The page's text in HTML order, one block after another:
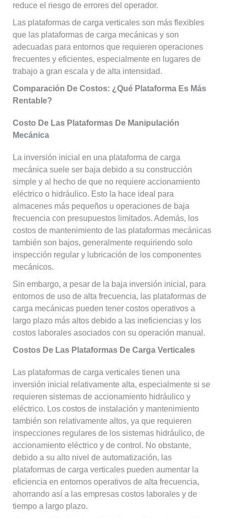
reduce el riesgo de errores del operador.
Las plataformas de carga verticales son más flexibles
que las plataformas de carga mecánicas y son
adecuadas para entornos que requieren operaciones
frecuentes y eficientes, especialmente en lugares de
trabajo a gran escala y de alta intensidad.
Comparación De Costos: ¿qué Plataforma Es Más
Rentable?
Costo De Las Plataformas De Manipulación
Mecánica
La inversión inicial en una plataforma de carga
mecánica suele ser baja debido a su construcción
simple y al hecho de que no requiere accionamiento
eléctrico o hidráulico. Esto la hace ideal para
almacenes más pequeños u operaciones de baja
frecuencia con presupuestos limitados. Además, los
costos de mantenimiento de las plataformas mecánicas
también son bajos, generalmente requiriendo solo
inspección regular y lubricación de los componentes
mecánicos.
Sin embargo, a pesar de la baja inversión inicial, para
entornos de uso de alta frecuencia, las plataformas de
carga mecánicas pueden tener costos operativos a
largo plazo más altos debido a las ineficiencias y los
costos laborales asociados con su operación manual.
Costos De Las Plataformas De Carga Verticales
Las plataformas de carga verticales tienen una
inversión inicial relativamente alta, especialmente si se
requieren sistemas de accionamiento hidráulico y
eléctrico. Los costos de instalación y mantenimiento
también son relativamente altos, ya que requieren
inspecciones regulares de los sistemas hidráulico, de
accionamiento eléctrico y de control. No obstante,
debido a su alto nivel de automatización, las
plataformas de carga verticales pueden aumentar la
eficiencia en entornos operativos de alta frecuencia,
ahorrando así a las empresas costos laborales y de
tiempo a largo plazo.